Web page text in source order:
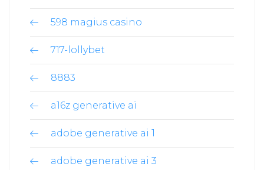
598 magius casino
717-lollybet
8883
a16z generative ai
adobe generative ai 1
adobe generative ai 3